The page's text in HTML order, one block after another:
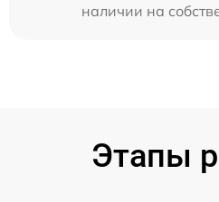
наличии на
Этапы